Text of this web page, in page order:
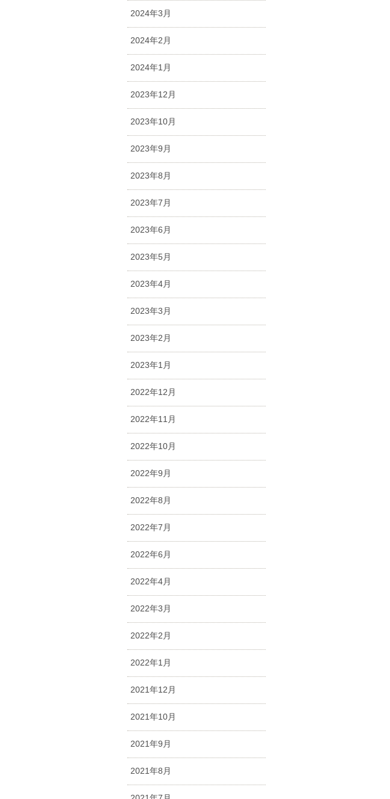
2024年3月
2024年2月
2024年1月
2023年12月
2023年10月
2023年9月
2023年8月
2023年7月
2023年6月
2023年5月
2023年4月
2023年3月
2023年2月
2023年1月
2022年12月
2022年11月
2022年10月
2022年9月
2022年8月
2022年7月
2022年6月
2022年4月
2022年3月
2022年2月
2022年1月
2021年12月
2021年10月
2021年9月
2021年8月